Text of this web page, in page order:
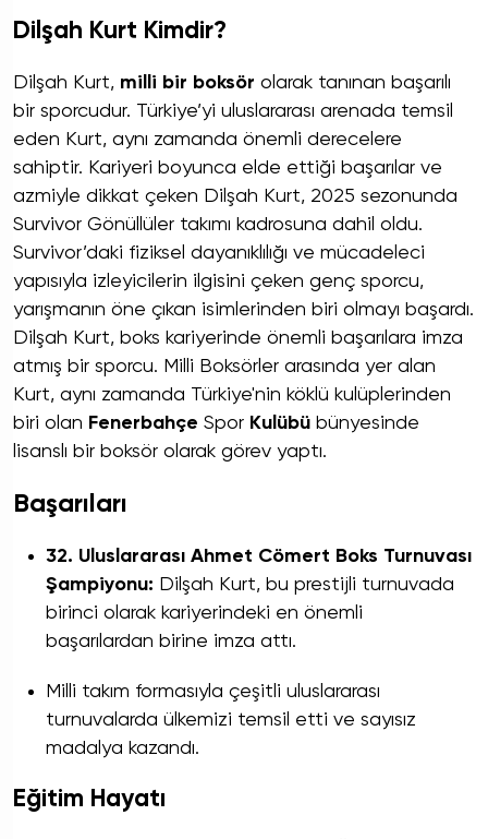
Dilşah Kurt Kimdir?
Dilşah Kurt, milli bir boksör olarak tanınan başarılı
bir sporcudur. Türkiye’yi uluslararası arenada temsil
eden Kurt, aynı zamanda önemli derecelere
sahiptir. Kariyeri boyunca elde ettiği başarılar ve
azmiyle dikkat çeken Dilşah Kurt, 2025 sezonunda
Survivor Gönüllüler takımı kadrosuna dahil oldu.
Survivor’daki fiziksel dayanıklılığı ve mücadeleci
yapısıyla izleyicilerin ilgisini çeken genç sporcu,
yarışmanın öne çıkan isimlerinden biri olmayı başardı.
Dilşah Kurt, boks kariyerinde önemli başarılara imza
atmış bir sporcu. Milli Boksörler arasında yer alan
Kurt, aynı zamanda Türkiye'nin köklü kulüplerinden
biri olan Fenerbahçe Spor Kulübü bünyesinde
lisanslı bir boksör olarak görev yaptı.
Başarıları
32. Uluslararası Ahmet Cömert Boks Turnuvası
Şampiyonu: Dilşah Kurt, bu prestijli turnuvada
birinci olarak kariyerindeki en önemli
başarılardan birine imza attı.
Milli takım formasıyla çeşitli uluslararası
turnuvalarda ülkemizi temsil etti ve sayısız
madalya kazandı.
Eğitim Hayatı